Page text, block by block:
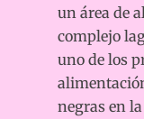
un área de
complejo
uno de los
negras en